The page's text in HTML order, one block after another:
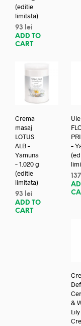
(editie
limitata)
93
lei
ADD TO
CART
Crema
masaj
LOTUS
ALB –
Yamuna
– 1.020 g
(editie
limitata)
93
lei
ADD TO
CART
–
137
&